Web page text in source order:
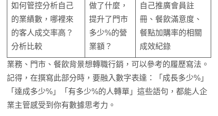
如何管控分析自己
的業績數，哪裡來
的客人成交率高？
分析比較
做了什麼，
提升了門市
多少%的營
業額？
自己推廣會員註
冊、餐飲滿意度、
餐點加購率的相關
成效紀錄
業務、門市、餐飲背景想轉職行銷，可以參考的履歷寫法。
記得，在撰寫此部分時，要融入數字表達：「成長多少%」
「達成多少%」「有多少%的人轉單」這些語句，都能人企
業主管感受到你有數據思考力。